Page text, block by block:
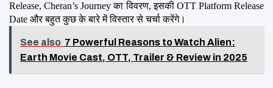
Release, Cheran’s Journey का विवरण, इसकी OTT Platform Release
Date और बहुत कुछ के बारे में विस्तार से चर्चा करेंगे।
See also 7 Powerful Reasons to Watch Alien:
Earth Movie Cast, OTT, Trailer & Review in 2025